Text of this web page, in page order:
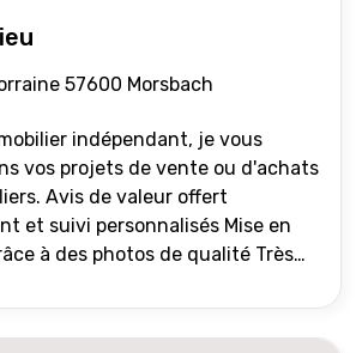
57600 Morsbach
indépendant, je vous
vos projets de vente ou d'achats
offert
et suivi personnalisés Mise en
à des photos de qualité Très
du financement des
de partenaires financiers